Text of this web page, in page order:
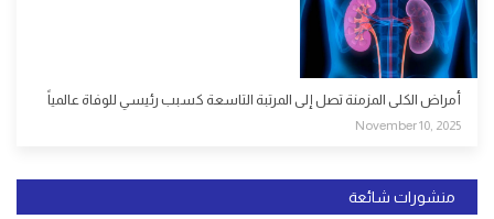
أمراض الكلى المزمنة تصل إلى المرتبة التاسعة كسبب رئيسي للوفاة عالمياً
November 10, 2025
منشورات شائعة